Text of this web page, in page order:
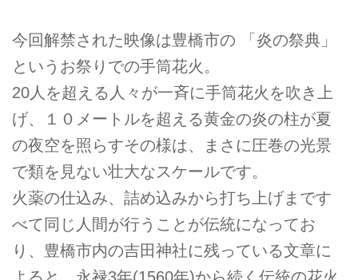
今回解禁された映像は豊橋市の 「炎の祭典」
というお祭りでの手筒花火。
20人を超える人々が一斉に手筒花火を吹き上
げ、１０メートルを超える黄金の炎の柱が夏
の夜空を照らすその様は、まさに圧巻の光景
で類を見ない壮大なスケールです。
火薬の仕込み、詰め込みから打ち上げまです
べて同じ人間が行うことが伝統になってお
り、豊橋市内の吉田神社に残っている文章に